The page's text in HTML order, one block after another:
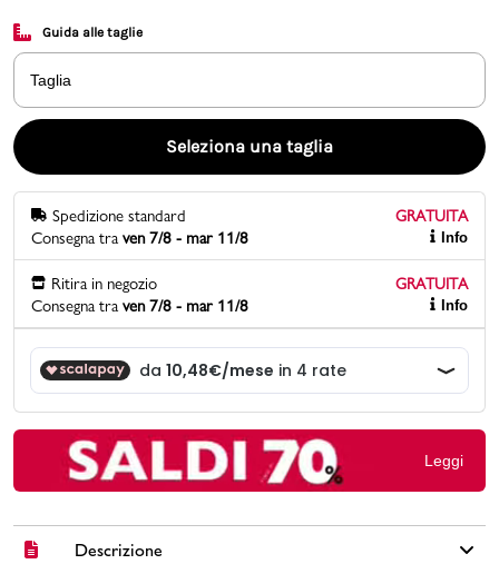
Promo & News
contatti
Gift card
Guida alle taglie
Taglia
Seleziona una taglia
Spedizione standard
GRATUITA
Consegna tra ven 7/8 - mar 11/8 Info
Ritira in negozio
GRATUITA
Consegna tra ven 7/8 - mar 11/8 Info
Leggi
Descrizione